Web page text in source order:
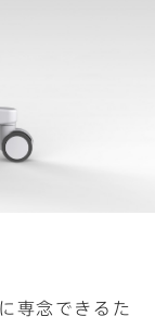
を現実に
専念できるた